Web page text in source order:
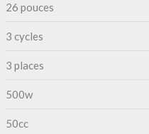
26 pouces
3 cycles
3 places
500w
50cc